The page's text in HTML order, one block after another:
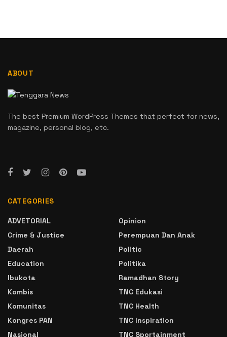
ABOUT
The best Premium WordPress Themes that perfect for news,
magazine, personal blog, etc.
CATEGORIES
ADVETORIAL
Crime & Justice
Daerah
Education
Ibukota
Kombis
Komunitas
Kongres PAN
Nasional
Opinion
Perempuan Dan Anak
Politic
Politika
Ramadhan Story
TNC Edukasi
TNC Health
TNC Inspiration
TNC Sportainment